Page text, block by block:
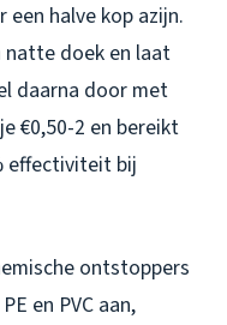
halve kop azijn.
doek en laat
daarna door met
€0,50-2 en bereikt
effectiviteit bij
ontstoppers
en PVC aan,